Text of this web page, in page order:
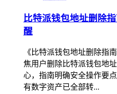
比特派钱包地址删除
醒
《比特派钱包地址删除指
焦用户删除比特派钱包地
心，指南明确安全操作要
有数字资产已全部转...